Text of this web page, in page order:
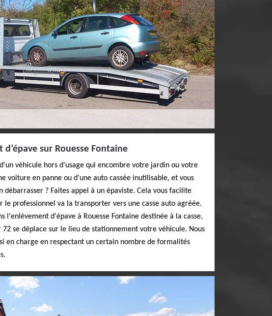
d’épave sur Rouesse Fontaine
d'un véhicule hors d'usage qui encombre votre jardin ou votre
voiture en panne ou d'une auto cassée inutilisable, et vous
débarrasser ? Faites appel à un épaviste. Cela vous facilite
le professionnel va la transporter vers une casse auto agréée.
l'enlèvement d'épave à Rouesse Fontaine destinée à la casse,
72 se déplace sur le lieu de stationnement votre véhicule. Nous
en charge en respectant un certain nombre de formalités